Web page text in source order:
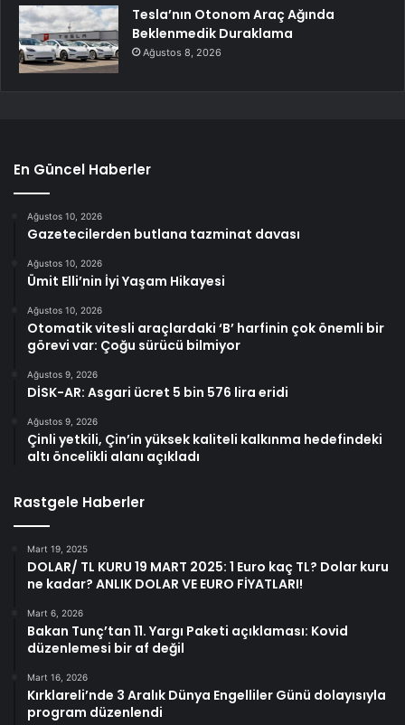
Tesla’nın Otonom Araç Ağında
Beklenmedik Duraklama
Ağustos 8, 2026
En Güncel Haberler
Ağustos 10, 2026
Gazetecilerden butlana tazminat davası
Ağustos 10, 2026
Ümit Elli’nin İyi Yaşam Hikayesi
Ağustos 10, 2026
Otomatik vitesli araçlardaki ‘B’ harfinin çok önemli bir
görevi var: Çoğu sürücü bilmiyor
Ağustos 9, 2026
DİSK-AR: Asgari ücret 5 bin 576 lira eridi
Ağustos 9, 2026
Çinli yetkili, Çin’in yüksek kaliteli kalkınma hedefindeki
altı öncelikli alanı açıkladı
Rastgele Haberler
Mart 19, 2025
DOLAR/ TL KURU 19 MART 2025: 1 Euro kaç TL? Dolar kuru
ne kadar? ANLIK DOLAR VE EURO FİYATLARI!
Mart 6, 2026
Bakan Tunç’tan 11. Yargı Paketi açıklaması: Kovid
düzenlemesi bir af değil
Mart 16, 2026
Kırklareli’nde 3 Aralık Dünya Engelliler Günü dolayısıyla
program düzenlendi